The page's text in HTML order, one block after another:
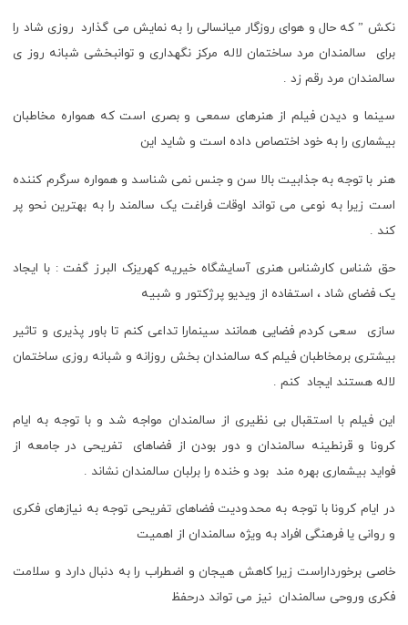
نکش ” که حال و هوای روزگار میانسالی را به نمایش می گذارد روزی شاد را
برای سالمندان مرد ساختمان لاله مرکز نگهداری و توانبخشی شبانه روز ی
سالمندان مرد رقم زد .
سینما و دیدن فیلم از هنرهای سمعی و بصری است که همواره مخاطبان
بیشماری را به خود اختصاص داده است و شاید این
هنر با توجه به جذابیت بالا سن و جنس نمی شناسد و همواره سرگرم کننده
است زیرا به نوعی می تواند اوقات فراغت یک سالمند را به بهترین نحو پر
کند .
حق شناس کارشناس هنری آسایشگاه خیریه کهریزک البرز گفت : با ایجاد
یک فضای شاد ، استفاده از ویدیو پرژکتور و شبیه
سازی سعی کردم فضایی همانند سینمارا تداعی کنم تا باور پذیری و تاثیر
بیشتری برمخاطبان فیلم که سالمندان بخش روزانه و شبانه روزی ساختمان
لاله هستند ایجاد کنم .
این فیلم با استقبال بی نظیری از سالمندان مواجه شد و با توجه به ایام
کرونا و قرنطینه سالمندان و دور بودن از فضاهای تفریحی در جامعه از
فواید بیشماری بهره مند بود و خنده را برلبان سالمندان نشاند .
در ایام کرونا با توجه به محدودیت فضاهای تفریحی توجه به نیازهای فکری
و روانی یا فرهنگی افراد به ویژه سالمندان از اهمیت
خاصی برخورداراست زیرا کاهش هیجان و اضطراب را به دنبال دارد و سلامت
فکری وروحی سالمندان نیز می تواند درحفظ